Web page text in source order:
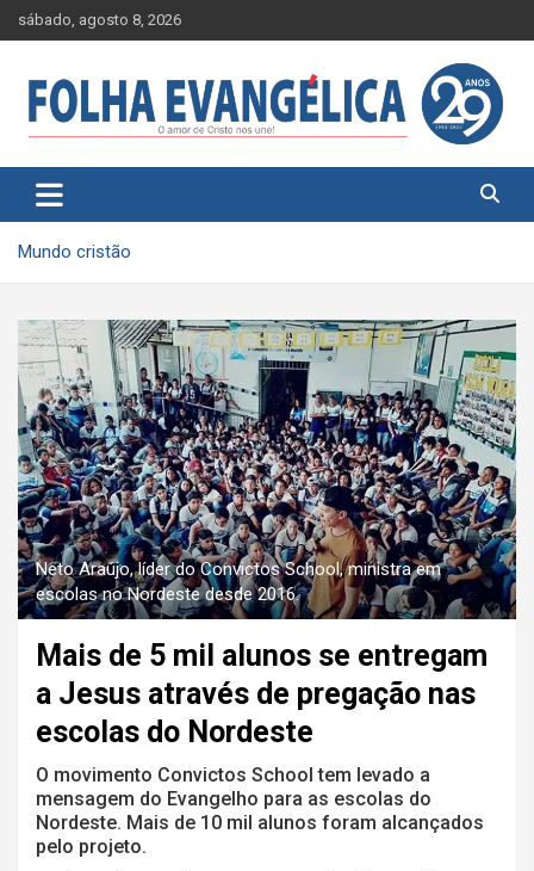
Skip
to
sábado, agosto 8, 2026
Mundo cristão
Neto Araújo, líder do Convictos School, ministra em
escolas no Nordeste desde 2016.
Mais de 5 mil alunos se entregam
a Jesus através de pregação nas
escolas do Nordeste
O movimento Convictos School tem levado a
mensagem do Evangelho para as escolas do
Nordeste. Mais de 10 mil alunos foram alcançados
pelo projeto.